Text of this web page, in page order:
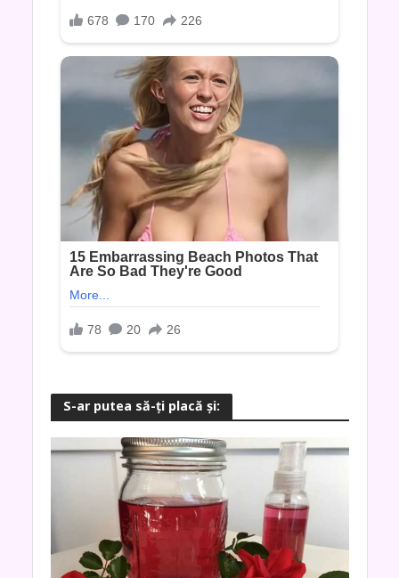
S-ar putea să-ţi placă şi: